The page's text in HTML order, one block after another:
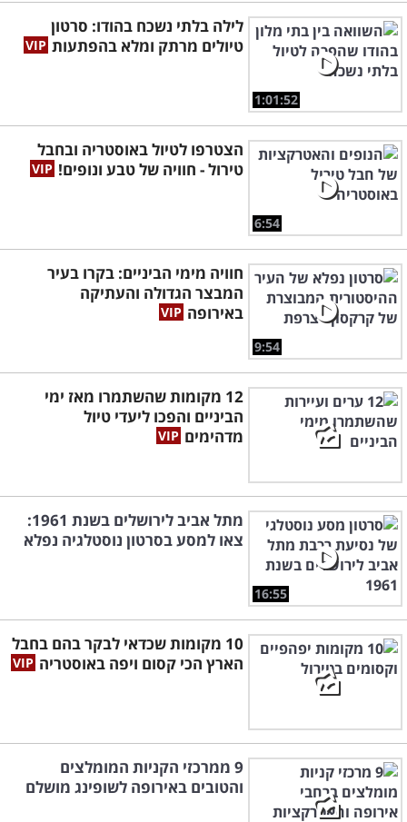
1:01:52
לילה בלתי נשכח בהודו: סרטון
טיולים מרתק ומלא בהפתעות
6:54
הצטרפו לטיול באוסטריה ובחבל
טירול - חוויה של טבע ונופים!
9:54
חוויה מימי הביניים: בקרו בעיר
המבצר הגדולה והעתיקה
באירופה
12 מקומות שהשתמרו מאז ימי
הביניים והפכו ליעדי טיול
מדהימים
16:55
מתל אביב לירושלים בשנת 1961:
צאו למסע בסרטון נוסטלגיה נפלא
10 מקומות שכדאי לבקר בהם בחבל
הארץ הכי קסום ויפה באוסטריה
9 ממרכזי הקניות המומלצים
והטובים באירופה לשופינג מושלם